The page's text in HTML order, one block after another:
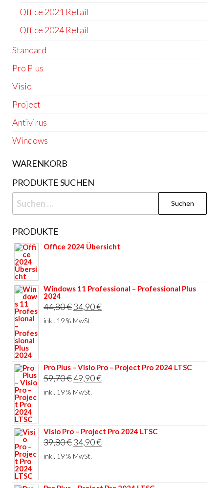
Office 2021 Retail
Office 2024 Retail
Standard
Pro Plus
Visio
Project
Antivirus
Windows
WARENKORB
PRODUKTE SUCHEN
Suchen
nach:
PRODUKTE
Office 2024 Übersicht
Windows 11 Professional – Professional Plus
2024
44,80€Ursprünglicher
Preis
34,90€Aktueller
inkl. 19 % MwSt.
Pro Plus – Visio Pro – Project Pro 2024 LTSC
59,70€Ursprünglicher
Preis
49,90€Aktueller
inkl. 19 % MwSt.
Visio Pro – Project Pro 2024 LTSC
39,80€Ursprünglicher
Preis
34,90€Aktueller
inkl. 19 % MwSt.